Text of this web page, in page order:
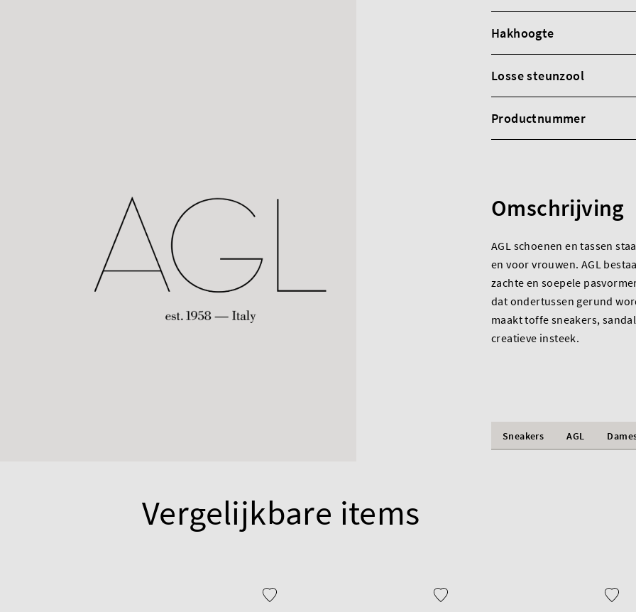
Hakhoogte
Losse steunzool
Productnummer
Omschrijving
AGL schoenen en tassen
en voor vrouwen. AGL
zachte en soepele
dat ondertussen gerund
maakt toffe sneakers,
creatieve insteek.
Sneakers AGL
Vergelijkbare items